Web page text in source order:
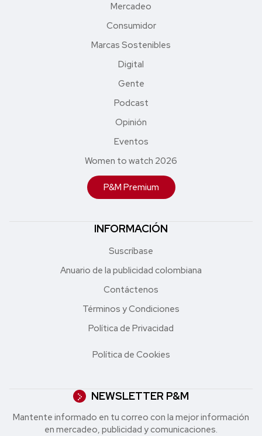
Mercadeo
Consumidor
Marcas Sostenibles
Digital
Gente
Podcast
Opinión
Eventos
Women to watch 2026
P&M Premium
INFORMACIÓN
Suscríbase
Anuario de la publicidad colombiana
Contáctenos
Términos y Condiciones
Política de Privacidad
Política de Cookies
NEWSLETTER P&M
Mantente informado en tu correo con la mejor in formación
en mercadeo, publicidad y comunicaciones.